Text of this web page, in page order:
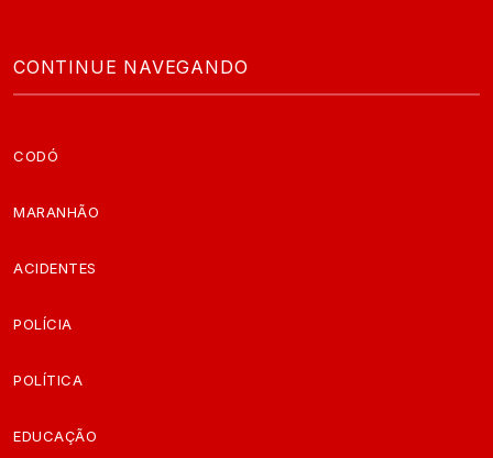
CONTINUE NAVEGANDO
CODÓ
MARANHÃO
ACIDENTES
POLÍCIA
POLÍTICA
EDUCAÇÃO